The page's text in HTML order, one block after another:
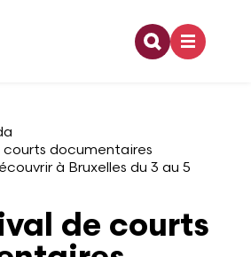
Recherche
courts documentaires
à Bruxelles du 3 au 5
de courts
le cadre d'une activité de